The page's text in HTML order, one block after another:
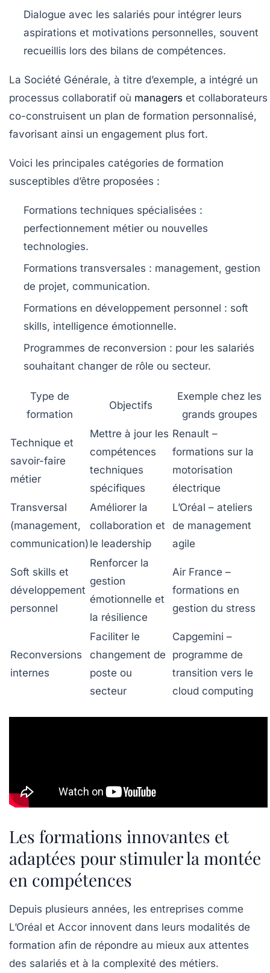
Dialogue avec les salariés pour intégrer leurs
aspirations et motivations personnelles, souvent
recueillis lors des bilans de compétences.
La Société Générale, à titre d’exemple, a intégré un
processus collaboratif où managers et collaborateurs
co-construisent un plan de formation personnalisé,
favorisant ainsi un engagement plus fort.
Voici les principales catégories de formation
susceptibles d’être proposées :
Formations techniques spécialisées :
perfectionnement métier ou nouvelles
technologies.
Formations transversales : management, gestion
de projet, communication.
Formations en développement personnel : soft
skills, intelligence émotionnelle.
Programmes de reconversion : pour les salariés
souhaitant changer de rôle ou secteur.
Type de
formation
Objectifs
Exemple chez les
grands groupes
Technique et
savoir-faire
métier
Mettre à jour les
compétences
techniques
spécifiques
Renault –
formations sur la
motorisation
électrique
Transversal
(management,
communication)
Améliorer la
collaboration et
le leadership
L’Oréal – ateliers
de management
agile
Soft skills et
développement
personnel
Renforcer la
gestion
émotionnelle et
la résilience
Air France –
formations en
gestion du stress
Reconversions
internes
Faciliter le
changement de
poste ou
secteur
Capgemini –
programme de
transition vers le
cloud computing
Les formations innovantes et
adaptées pour stimuler la montée
en compétences
Depuis plusieurs années, les entreprises comme
L’Oréal et Accor innovent dans leurs modalités de
formation afin de répondre au mieux aux attentes
des salariés et à la complexité des métiers.